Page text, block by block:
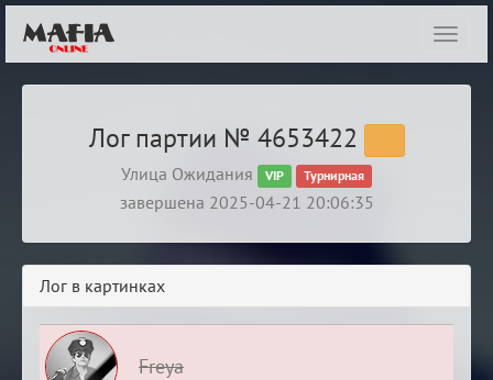
Лог партии № 4653422
Улица Ожидания VIP Турнирная
завершена 2025-04-21 20:06:35
Лог в картинках
Freya